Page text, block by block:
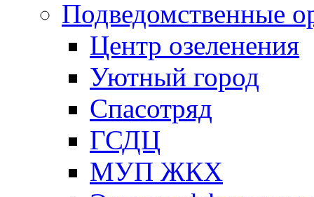
Подведомственные
Центр озеленения
Уютный город
Спасотряд
ГСДЦ
МУП ЖКХ